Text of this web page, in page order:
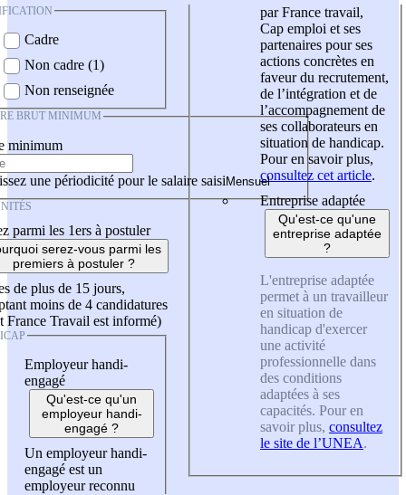
Cadre
Non cadre (1)
Non renseignée
BRUT MINIMUM
minimum
une périodicité pour le salaire saisi
parmi les 1ers à postuler
serez-vous parmi les
premiers à postuler ?
de plus de 15 jours,
moins de 4 candidatures
France Travail est informé)
Employeur handi-
engagé
Qu'est-ce qu'un
employeur handi-
engagé ?
Un employeur handi-
engagé est un
employeur reconnu
par France travail,
Cap emploi et ses
partenaires pour ses
actions concrètes en
faveur du recrutement,
de l’intégration et de
l’accompagnement de
ses collaborateurs en
situation de handicap.
Pour en savoir plus,
consultez cet article.
Entreprise adaptée
Qu'est-ce qu'une
entreprise adaptée
?
L'entreprise adaptée
permet à un travailleur
en situation de
handicap d'exercer
une activité
professionnelle dans
des conditions
adaptées à ses
capacités. Pour en
savoir plus, consultez
le site de l’UNEA.